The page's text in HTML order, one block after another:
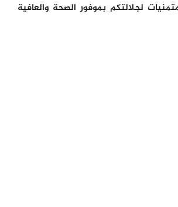
لجلالتكم بموفور الصحة والعافية